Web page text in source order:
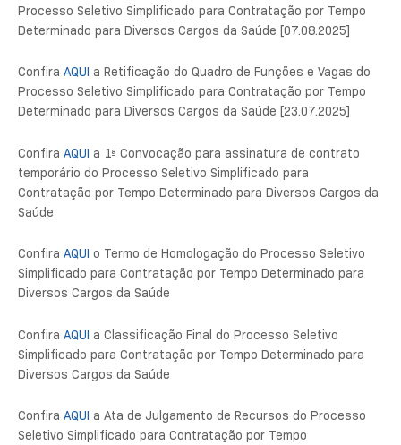
Processo Seletivo Simplificado para Contratação por Tempo
Determinado para Diversos Cargos da Saúde [07.08.2025]
Confira AQUI a Retificação do Quadro de Funções e Vagas do
Processo Seletivo Simplificado para Contratação por Tempo
Determinado para Diversos Cargos da Saúde [23.07.2025]
Confira AQUI a 1ª Convocação para assinatura de contrato
temporário do Processo Seletivo Simplificado para
Contratação por Tempo Determinado para Diversos Cargos da
Saúde
Confira AQUI o Termo de Homologação do Processo Seletivo
Simplificado para Contratação por Tempo Determinado para
Diversos Cargos da Saúde
Confira AQUI a Classificação Final do Processo Seletivo
Simplificado para Contratação por Tempo Determinado para
Diversos Cargos da Saúde
Confira AQUI a Ata de Julgamento de Recursos do Processo
Seletivo Simplificado para Contratação por Tempo